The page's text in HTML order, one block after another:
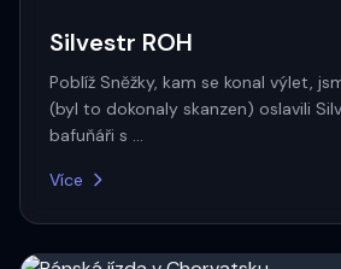
Silvestr ROH
Poblíž Sněžky, kam se konal výlet,
(byl to dokonaly skanzen) oslavili
bafuňáři s …
Více